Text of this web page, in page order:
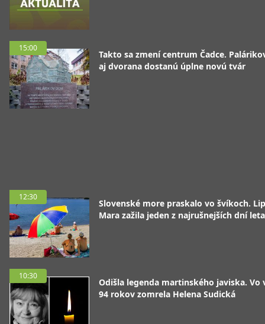
15:00
Takto sa zmení centrum Čadce.
aj dvorana dostanú úplne novú tvár
12:30
Slovenské more praskalo vo švíkoch.
Mara zažila jeden z najrušnejších dní leta
10:30
Odišla legenda martinského javiska. Vo
94 rokov zomrela Helena Sudická